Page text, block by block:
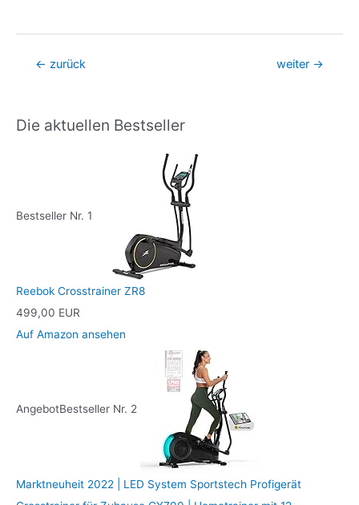
Beitragsnavigation
← zurück weiter →
Die aktuellen Bestseller
Bestseller Nr. 1
Reebok Crosstrainer ZR8
499,00 EUR
Auf Amazon ansehen
AngebotBestseller Nr. 2
Marktneuheit 2022 | LED System Sportstech Profigerät